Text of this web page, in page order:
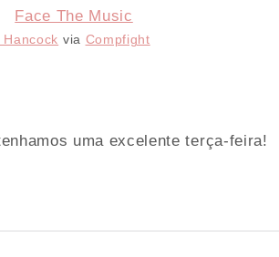
Hancock via Compfight
uma excelente terça-feira!